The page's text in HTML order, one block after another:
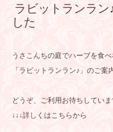
ラビットランラ
した
うさこんちの庭でハーブを食べ
「ラビットランラン♪」のご案
どうぞ、ご利用お待ちしていま
↓↓↓詳しくはこちらから